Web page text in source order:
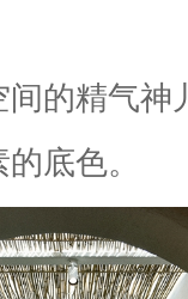
的精气神
底色。